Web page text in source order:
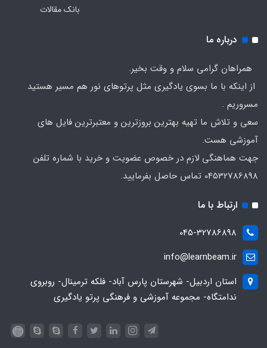
بانک مقالات
درباره ما
همراهان گرامی سلام و وقت بخیر.
از اینکه با ما بسوی یادگیری مثل پرتوهای نور هم مسیر هستید
مسروریم .
سعی و تلاش ما تهیه بهترین بروزترین و معتبرترین فایل های
آموزشی هست.
جهت هماهنگی لازم در خصوص عضویت و خرید با شماره تلفن
04532786898 تماس حاصل بفرمایید.
ارتباط با ما
045-32786898
info@learnbeam.ir
استان اردبیل- شهرستان پارس آباد- فلکه ترمینال- روبروی
ندامتگاه- مجموعه آموزشی و فرهنگی پرتو یادگیری